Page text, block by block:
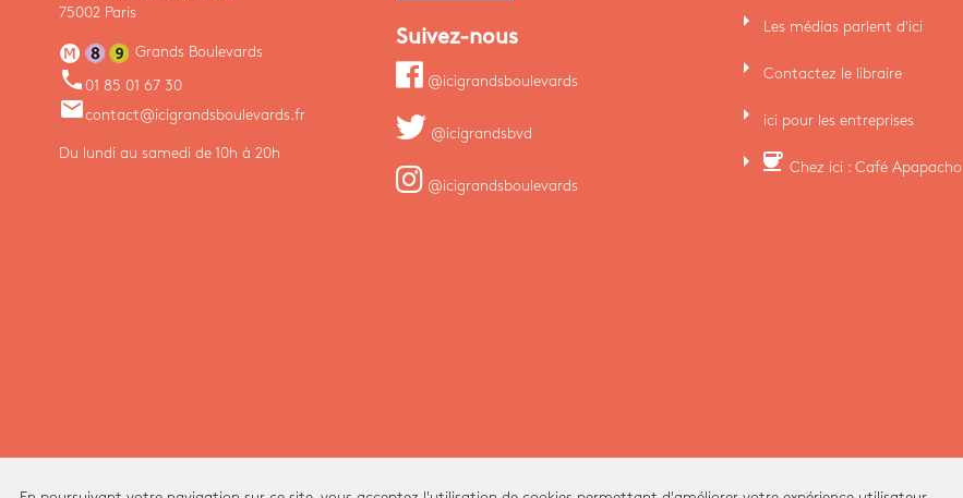
75002 Paris
Grands Boulevards
phone 01 85 01 67 30
emailcontact@icigrandsboulevards.fr
Du lundi au samedi de 10h à 20h
Suivez-nous
@icigrandsboulevards
@icigrandsbvd
@icigrandsboulevards
arrow_right Les médias parlent d'ici
arrow_right Contactez le libraire
arrow_right ici pour les entreprises
arrow_right coffee Chez ici : Café Apapacho